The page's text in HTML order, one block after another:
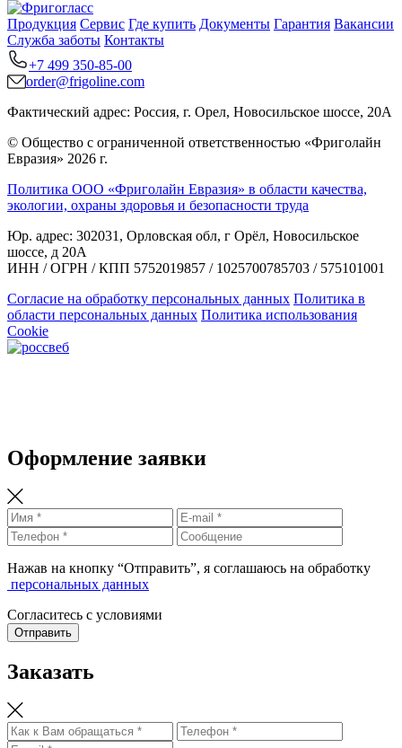
Продукция Сервис Где купить Документы Гарантия Вакансии
Служба заботы Контакты
+7 499 350-85-00
order@frigoline.com
Фактический адрес: Россия, г. Орел, Новосильское шоссе, 20А
© Общество с ограниченной ответственностью «Фриголайн
Евразия» 2026 г.
Политика ООО «Фриголайн Евразия» в области качества,
экологии, охраны здоровья и безопасности труда
Юр. адрес: 302031, Орловская обл, г Орёл, Новосильское
шоссе, д 20А
ИНН / ОГРН / КПП 5752019857 / 1025700785703 / 575101001
Согласие на обработку персональных данных Политика в
области персональных данных Политика использования
Cookie
Оформление заявки
Нажав на кнопку “Отправить”, я соглашаюсь на обработку
персональных данных
Согласитесь с условиями
Отправить
Заказать